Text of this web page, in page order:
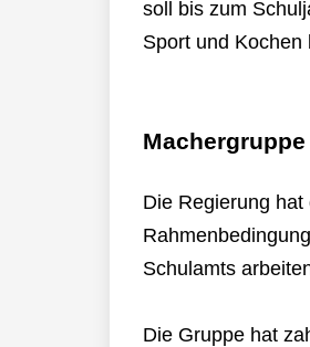
soll bis zum
Sport und
Die Regierung
Schulamts
Die Gruppe hat